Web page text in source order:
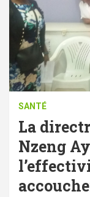
SANTÉ
La
Nzeng